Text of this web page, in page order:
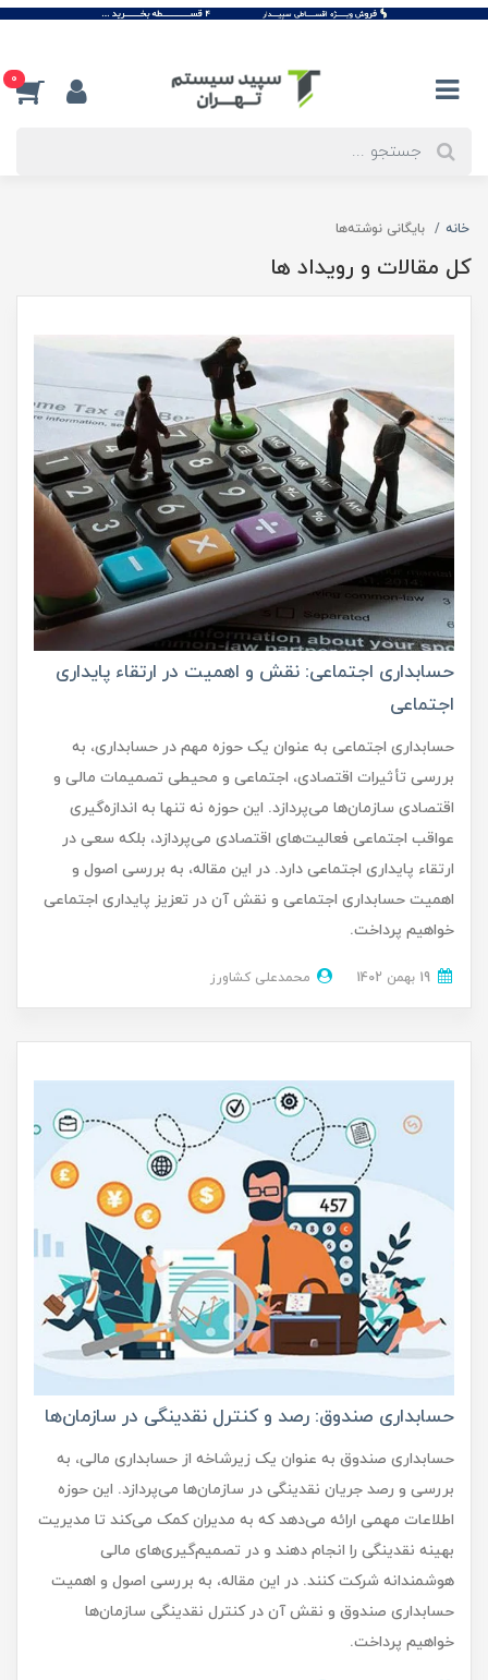
0
خانه بایگانی نوشته‌ها
کل مقالات و رویداد ها
حسابداری اجتماعی: نقش و اهمیت در ارتقاء پایداری
اجتماعی
حسابداری اجتماعی به عنوان یک حوزه مهم در حسابداری، به
بررسی تأثیرات اقتصادی، اجتماعی و محیطی تصمیمات مالی و
اقتصادی سازمان‌ها می‌پردازد. این حوزه نه تنها به اندازه‌گیری
عواقب اجتماعی فعالیت‌های اقتصادی می‌پردازد، بلکه سعی در
ارتقاء پایداری اجتماعی دارد. در این مقاله، به بررسی اصول و
اهمیت حسابداری اجتماعی و نقش آن در تعزیز پایداری اجتماعی
خواهیم پرداخت.
محمدعلی کشاورز
حسابداری صندوق: رصد و کنترل نقدینگی در سازمان‌ها
حسابداری صندوق به عنوان یک زیرشاخه از حسابداری مالی، به
بررسی و رصد جریان نقدینگی در سازمان‌ها می‌پردازد. این حوزه
اطلاعات مهمی ارائه می‌دهد که به مدیران کمک می‌کند تا مدیریت
بهینه نقدینگی را انجام دهند و در تصمیم‌گیری‌های مالی
هوشمندانه شرکت کنند. در این مقاله، به بررسی اصول و اهمیت
حسابداری صندوق و نقش آن در کنترل نقدینگی سازمان‌ها
خواهیم پرداخت.